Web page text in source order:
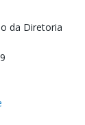
da Diretoria